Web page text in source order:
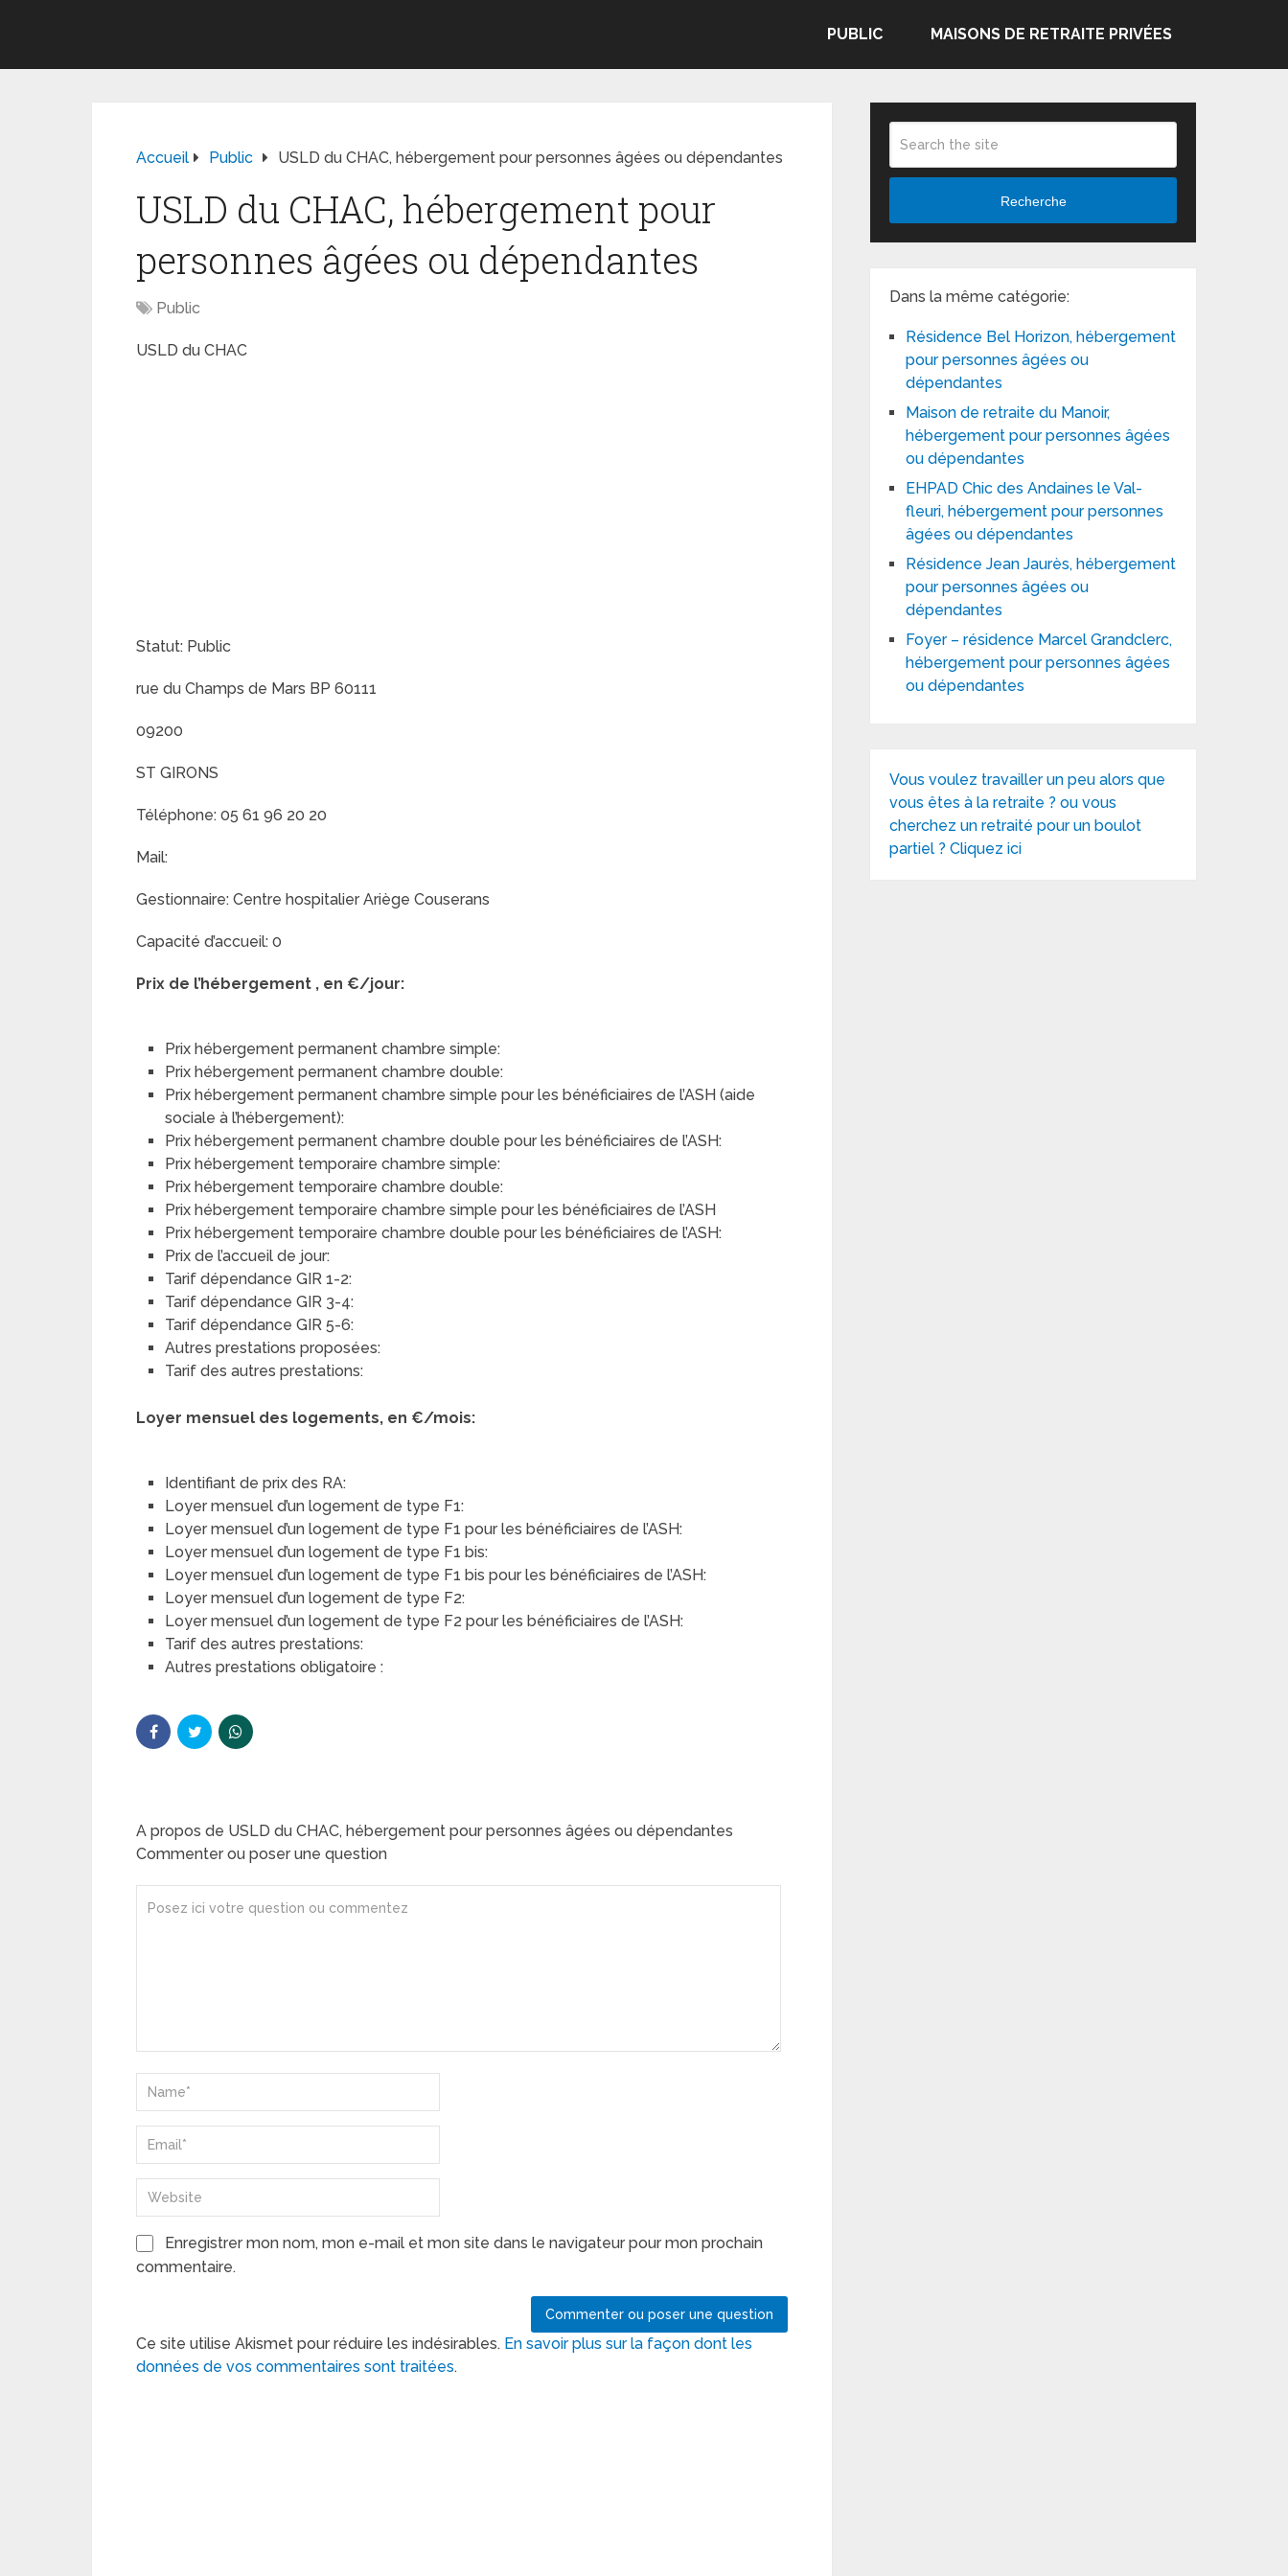
PUBLIC MAISONS DE RETRAITE PRIVÉES
Accueil Public USLD du CHAC, hébergement pour personnes âgées ou dépendantes
USLD du CHAC, hébergement pour
personnes âgées ou dépendantes
Public
USLD du CHAC
Statut: Public
rue du Champs de Mars BP 60111
09200
ST GIRONS
Téléphone: 05 61 96 20 20
Mail:
Gestionnaire: Centre hospitalier Ariège Couserans
Capacité d’accueil: 0
Prix de l’hébergement , en €/jour:
Prix hébergement permanent chambre simple:
Prix hébergement permanent chambre double:
Prix hébergement permanent chambre simple pour les bénéficiaires de l’ASH (aide
sociale à l’hébergement):
Prix hébergement permanent chambre double pour les bénéficiaires de l’ASH:
Prix hébergement temporaire chambre simple:
Prix hébergement temporaire chambre double:
Prix hébergement temporaire chambre simple pour les bénéficiaires de l’ASH
Prix hébergement temporaire chambre double pour les bénéficiaires de l’ASH:
Prix de l’accueil de jour:
Tarif dépendance GIR 1-2:
Tarif dépendance GIR 3-4:
Tarif dépendance GIR 5-6:
Autres prestations proposées:
Tarif des autres prestations:
Loyer mensuel des logements, en €/mois:
Identifiant de prix des RA:
Loyer mensuel d’un logement de type F1:
Loyer mensuel d’un logement de type F1 pour les bénéficiaires de l’ASH:
Loyer mensuel d’un logement de type F1 bis:
Loyer mensuel d’un logement de type F1 bis pour les bénéficiaires de l’ASH:
Loyer mensuel d’un logement de type F2:
Loyer mensuel d’un logement de type F2 pour les bénéficiaires de l’ASH:
Tarif des autres prestations:
Autres prestations obligatoire :
A propos de USLD du CHAC, hébergement pour personnes âgées ou dépendantes
Commenter ou poser une question
Enregistrer mon nom, mon e-mail et mon site dans le navigateur pour mon prochain
commentaire.
Ce site utilise Akismet pour réduire les indésirables. En savoir plus sur la façon dont les
données de vos commentaires sont traitées.
Recherche
Dans la même catégorie:
Résidence Bel Horizon, hébergement
pour personnes âgées ou
dépendantes
Maison de retraite du Manoir,
hébergement pour personnes âgées
ou dépendantes
EHPAD Chic des Andaines le Val-
fleuri, hébergement pour personnes
âgées ou dépendantes
Résidence Jean Jaurès, hébergement
pour personnes âgées ou
dépendantes
Foyer – résidence Marcel Grandclerc,
hébergement pour personnes âgées
ou dépendantes
Vous voulez travailler un peu alors que
vous êtes à la retraite ? ou vous
cherchez un retraité pour un boulot
partiel ? Cliquez ici